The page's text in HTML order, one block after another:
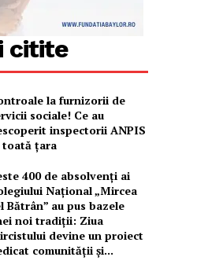
citite
la furnizorii de
sociale! Ce au
inspectorii ANPIS
țara
400 de absolvenți ai
Național „Mircea
Bătrân” au pus bazele
noi tradiții: Ziua
devine un proiect
comunității și...